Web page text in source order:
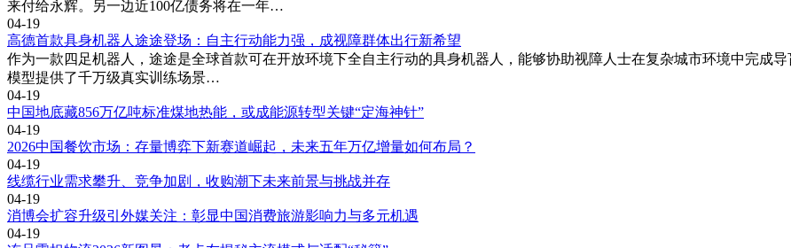
来付给永辉。另一边近100亿债务将在一年…
04-19
高德首款具身机器人途途登场：自主行动能力强，成视障群体出行新希望
作为一款四足机器人，途途是全球首款可在开放环境下全自主行动的具身机器人，能够协助视障人士在复杂城市环境中完成
模型提供了千万级真实训练场景…
04-19
中国地底藏856万亿吨标准煤地热能，或成能源转型关键“定海神针”
04-19
2026中国餐饮市场：存量博弈下新赛道崛起，未来五年万亿增量如何布局？
04-19
线缆行业需求攀升、竞争加剧，收购潮下未来前景与挑战并存
04-19
消博会扩容升级引外媒关注：彰显中国消费旅游影响力与多元机遇
04-19